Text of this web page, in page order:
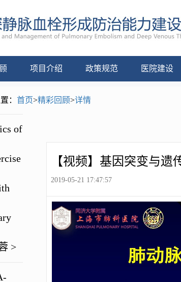
项目介绍 政策规范 医院建设
： 首页>精彩回顾>详情
of
>
【视频】基因突变与遗
2019-05-21 17:47:57